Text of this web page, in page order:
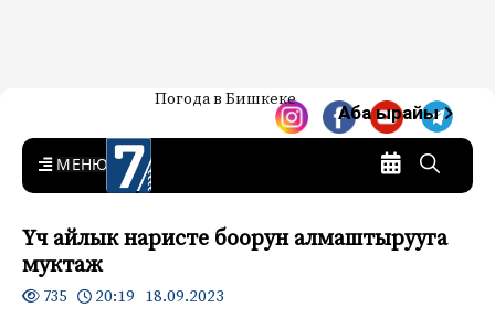
7-канал. Жаңылыктар —
Кыргызстан
Жаңылыктар — Кыргызстан
Погода в Бишкеке
Аба ырайы
MENU
Үч айлык наристе боорун алмаштырууга
муктаж
735 20:19 18.09.2023